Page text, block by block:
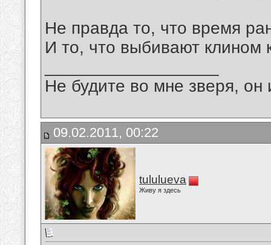
Не правда то, что время
И то, что выбивают клином
Не будите во мне зверя, он
09.02.2011, 00:22
tululueva
Живу я здесь